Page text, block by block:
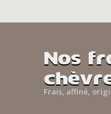
Nos
Frais, affiné,